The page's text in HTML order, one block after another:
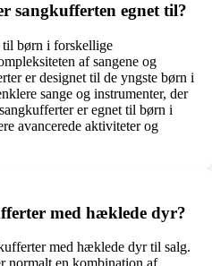
sangkufferten egnet til?
til børn i forskellige
af sangene og
er designet til de yngste børn i
sange og instrumenter, der
er egnet til børn i
avancerede aktiviteter og
med hæklede dyr?
med hæklede dyr til salg.